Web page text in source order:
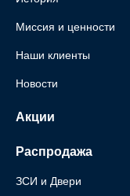
Миссия и ценности
Наши клиенты
Новости
Акции
Распродажа
ЗСИ и Двери